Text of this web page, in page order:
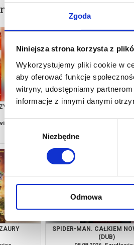
Zgoda
Niniejsza strona korzysta z
Wykorzystujemy pliki cookie w
aby oferować funkcje
witryny, udostępniamy
informacje z innymi danymi
Wybór
Niezbędne
Odmowa
organizatora
VAIANA
SPIDER-MAN. CAŁKIEM
(DUB)